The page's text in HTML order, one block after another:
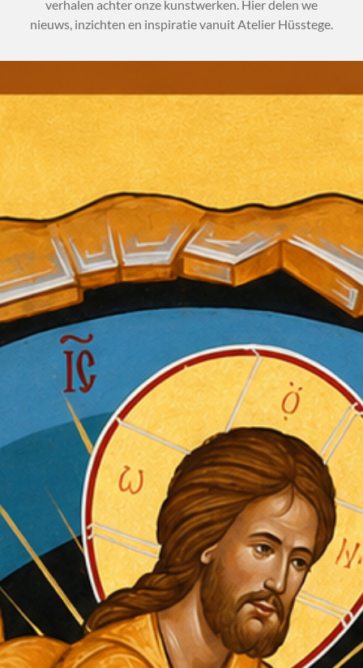
verhalen achter onze kunstwerken. Hier delen we
nieuws, inzichten en inspiratie vanuit Atelier Hüsstege.